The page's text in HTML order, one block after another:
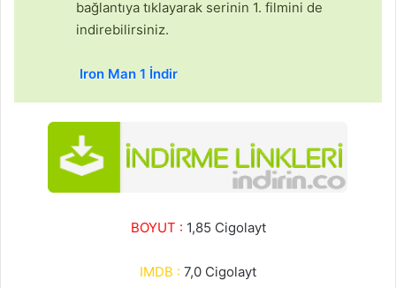
bağlantıya tıklayarak serinin 1. filmini de
indirebilirsiniz.
Iron Man 1 İndir
BOYUT : 1,85 Cigolayt
IMDB : 7,0 Cigolayt